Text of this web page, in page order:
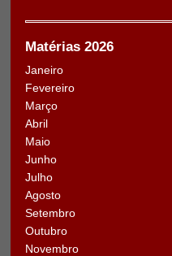
Matérias 2026
Janeiro
Fevereiro
Março
Abril
Maio
Junho
Julho
Agosto
Setembro
Outubro
Novembro